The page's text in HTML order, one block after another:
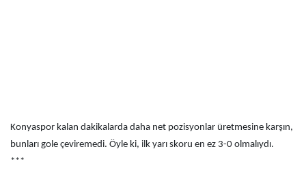
Konyaspor kalan dakikalarda daha net pozisyonlar üretmesine karşın,
bunları gole çeviremedi. Öyle ki, ilk yarı skoru en ez 3-0 olmalıydı.
***